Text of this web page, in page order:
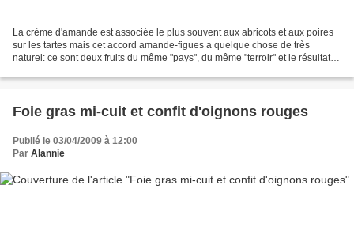
La crème d'amande est associée le plus souvent aux abricots et aux poires
sur les tartes mais cet accord amande-figues a quelque chose de très
naturel: ce sont deux fruits du même "pays", du même "terroir" et le résultat
Foie gras mi-cuit et confit d'oignons rouges
Publié le 03/04/2009 à 12:00
Par Alannie